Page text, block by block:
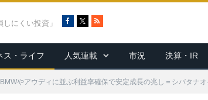
にくい投資」
c
e
b
o
R
S
ス・ライフ 人気連載 市況 決算・IR
やアウディに並ぶ利益率確保で安定成長の兆し＝シバタナオ